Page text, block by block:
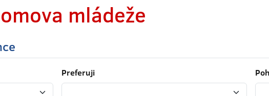
mládeže
Preferuji